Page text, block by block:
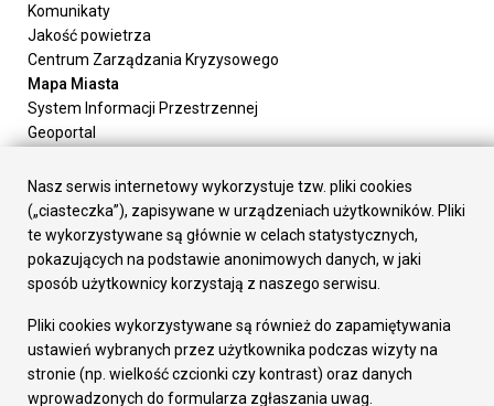
Komunikaty
Jakość powietrza
Centrum Zarządzania Kryzysowego
Mapa Miasta
System Informacji Przestrzennej
Geoportal
Załatw sprawę
Prezydent Miasta
Rada Miasta
Wydziały
Elektroniczna Skrzynka Podawcza
Gospodarka
Fundusze europejskie
Środki krajowe
Oferty inwestycyjne
Nasz serwis internetowy wykorzystuje tzw. pliki cookies
(„ciasteczka”), zapisywane w urządzeniach użytkowników. Pliki
te wykorzystywane są głównie w celach statystycznych,
pokazujących na podstawie anonimowych danych, w jaki
sposób użytkownicy korzystają z naszego serwisu.
Pliki cookies wykorzystywane są również do zapamiętywania
ustawień wybranych przez użytkownika podczas wizyty na
stronie (np. wielkość czcionki czy kontrast) oraz danych
wprowadzonych do formularza zgłaszania uwag.